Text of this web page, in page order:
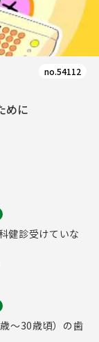
no.54112
めに
健診受けていな
～30歳頃）の歯